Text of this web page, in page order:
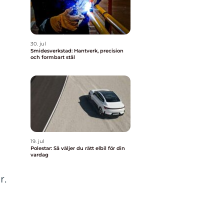
30. jul
Smidesverkstad: Hantverk, precision
och formbart stål
19. jul
Polestar: Så väljer du rätt elbil för din
vardag